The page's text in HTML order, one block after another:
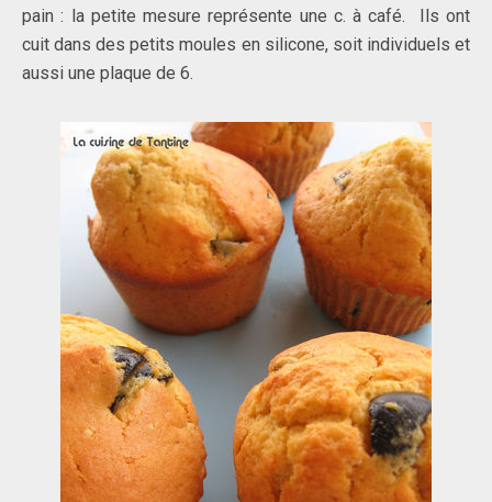
pain : la petite mesure représente une c. à café. Ils ont
cuit dans des petits moules en silicone, soit individuels et
aussi une plaque de 6.